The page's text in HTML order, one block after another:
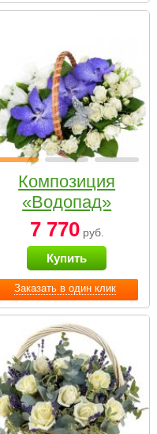
Заказать в один клик
Композиция
«Водопад»
7 770руб.
Купить